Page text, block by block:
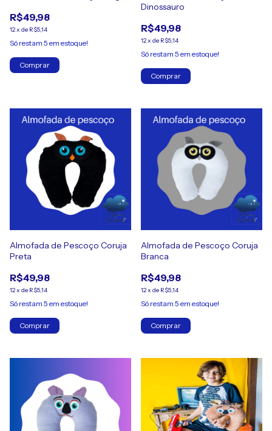
R$49,98
12x de R$5,14
Só restam 5 em estoque!
Dinossauro
R$49,98
12x de R$5,14
Só restam 5 em estoque!
Almofada de Pescoço Coruja
Preta
R$49,98
12x de R$5,14
Só restam 5 em estoque!
Almofada de Pescoço Coruja
Branca
R$49,98
12x de R$5,14
Só restam 5 em estoque!